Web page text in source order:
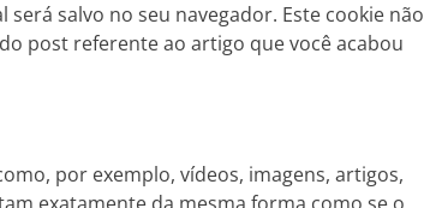
salvo no seu navegador. Este cookie não
post referente ao artigo que você acabou
por exemplo, vídeos, imagens, artigos,